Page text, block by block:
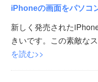
iPhoneの画面をパソコ
新しく発売された
きいです。この素敵な
を読む>>